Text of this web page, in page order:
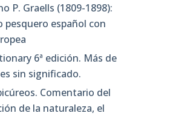
P. Graells (1809-1898):
pesquero español con
6ª edición. Más de
sin significado.
Comentario del
de la naturaleza, el